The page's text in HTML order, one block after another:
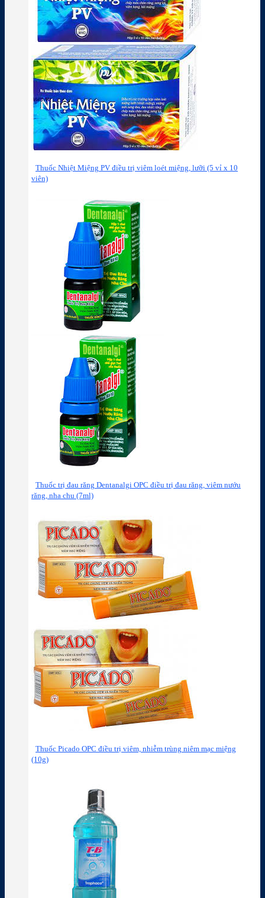
Thuốc Nhiệt Miệng PV điều trị viêm loét miệng, lưỡi (5 vỉ x 10
viên)
Thuốc trị đau răng Dentanalgi OPC điều trị đau răng, viêm nướu
răng, nha chu (7ml)
Thuốc Picado OPC điều trị viêm, nhiễm trùng niêm mạc miệng
(10g)